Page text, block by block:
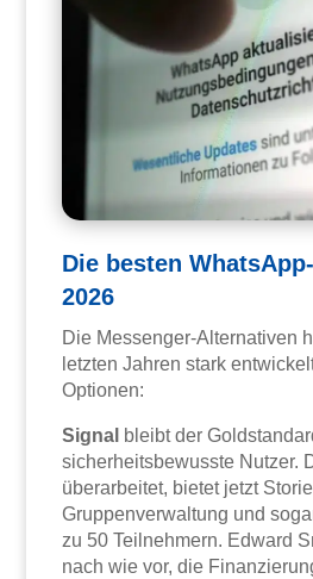
Die besten
2026
Die Messenger-Alternativen
letzten Jahren stark
Optionen:
Signal bleibt der
sicherheitsbewusste Nutzer.
überarbeitet, bietet jetzt
Gruppenverwaltung und
zu 50 Teilnehmern. Edward
nach wie vor, die